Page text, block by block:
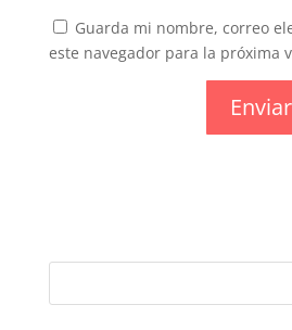
Guarda mi nombre, correo
este navegador para la próxima